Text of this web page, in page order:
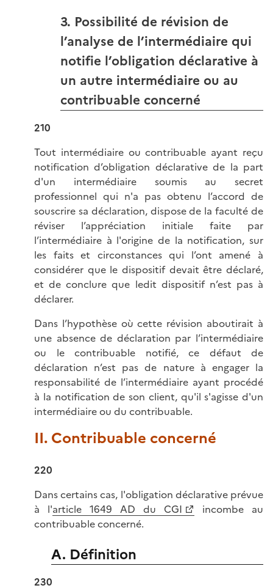
3. Possibilité de révision de
l’analyse de l’intermédiaire qui
notifie l’obligation déclarative à
un autre intermédiaire ou au
contribuable concerné
210
Tout intermédiaire ou contribuable ayant reçu
notification d’obligation déclarative de la part
d'un intermédiaire soumis au secret
professionnel qui n'a pas obtenu l’accord de
souscrire sa déclaration, dispose de la faculté de
réviser l’appréciation initiale faite par
l’intermédiaire à l'origine de la notification, sur
les faits et circonstances qui l’ont amené à
considérer que le dispositif devait être déclaré,
et de conclure que ledit dispositif n’est pas à
déclarer.
Dans l’hypothèse où cette révision aboutirait à
une absence de déclaration par l’intermédiaire
ou le contribuable notifié, ce défaut de
déclaration n’est pas de nature à engager la
responsabilité de l’intermédiaire ayant procédé
à la notification de son client, qu'il s'agisse d'un
intermédiaire ou du contribuable.
II. Contribuable concerné
220
Dans certains cas, l'obligation déclarative prévue
à l'article 1649 AD du CGI
incombe au
contribuable concerné.
A. Définition
230